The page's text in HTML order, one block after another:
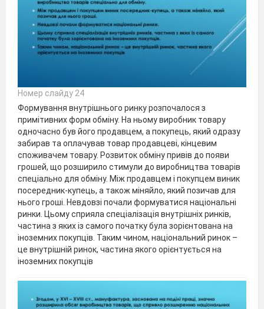
Номер слайду 24
Формування внутрішнього ринку розпочалося з
примітивних форм обміну. На ньому виробник товару
одночасно був його продавцем, а покупець, який одразу
забирав та оплачував товар продавцеві, кінцевим
споживачем товару. Розвиток обміну привів до появи
грошей, що розширило стимули до виробництва товарів
спеціально для обміну. Між продавцем і покупцем виник
посередник-купець, а також міняйло, який позичав для
нього гроші. Невдовзі почали формуватися національні
ринки. Цьому сприяла спеціалізація внутрішніх ринків,
частина з яких із самого початку була зорієнтована на
іноземних покупців. Таким чином, національний ринок –
це внутрішній ринок, частина якого орієнтується на
іноземних покупців